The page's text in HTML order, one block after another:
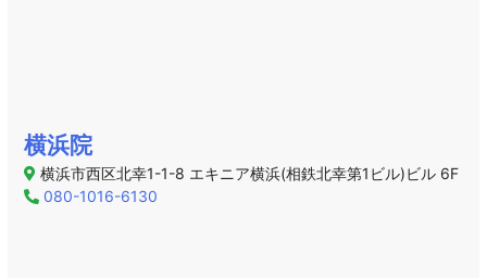
横浜院
横浜市西区北幸1-1-8 エキニア横浜(相鉄北幸第1ビル)ビル 6F
080-1016-6130